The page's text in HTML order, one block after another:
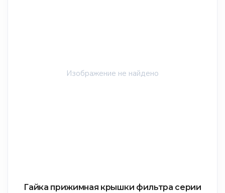
Гайка прижимная крышки фильтра серии